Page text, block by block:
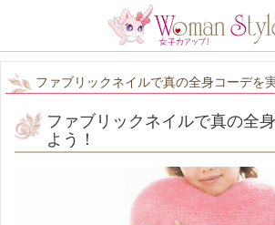
ファブリックネイルで真の全身コーデを
ファブリックネイルで真の全
よう！